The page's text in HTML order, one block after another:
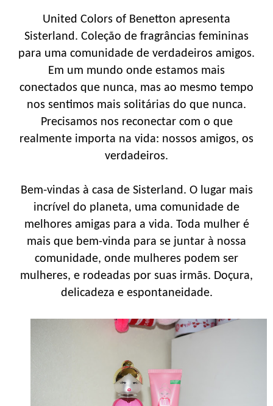
United Colors of Benetton apresenta
Sisterland. Coleção de fragrâncias femininas
para uma comunidade de verdadeiros amigos.
Em um mundo onde estamos mais
conectados que nunca, mas ao mesmo tempo
nos sentimos mais solitárias do que nunca.
Precisamos nos reconectar com o que
realmente importa na vida: nossos amigos, os
verdadeiros.
Bem-vindas à casa de Sisterland. O lugar mais
incrível do planeta, uma comunidade de
melhores amigas para a vida. Toda mulher é
mais que bem-vinda para se juntar à nossa
comunidade, onde mulheres podem ser
mulheres, e rodeadas por suas irmãs. Doçura,
delicadeza e espontaneidade.